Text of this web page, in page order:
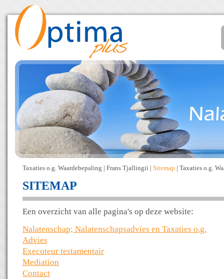
Taxaties o.g. Waardebepaling | Frans Tjallingii | Sitemap | Taxaties o.g.
SITEMAP
Een overzicht van alle pagina's op deze website:
Nalatenschap; Nalatenschapsadvies en Taxaties o.g.
Advies
Executeur testamentair
Mediation
Contact